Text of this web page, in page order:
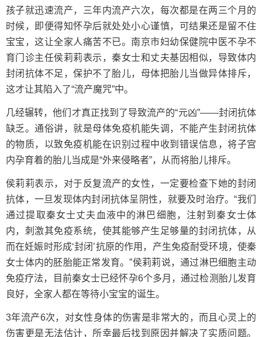
孩子就迅速流产，三年内流产六次，每次都是在两三个月的
时候，即便得知怀孕后就处处小心谨慎，可结果还是留不住
宝宝，这让全家人痛苦不已。南京市妇幼保健院中医不孕不
育门诊主任侯莉莉表示，秦女士和丈夫基因相似，导致体内
封闭抗体不足，保护不了胎儿，母体把胎儿当做异体排斥，
这才让其陷入了“流产魔咒”中。
几经辗转，他们才真正找到了导致流产的“元凶”——封闭抗体
缺乏。通俗讲，就是母体免疫机能失调，不能产生封闭抗体
的物质，以致免疫机能在识别过程中收到错误信息，将子宫
内孕育着的胎儿当成是“外来侵略者”，从而将胎儿排斥。
侯莉莉表示，对于反复流产的女性，一定要检查下她的封闭
抗体，一旦发现体内封闭抗体呈阴性，就要及时治疗。“我们
通过提取秦女士丈夫血液中的淋巴细胞，注射到秦女士体
内，刺激其免疫系统，使其能够产生足够量的封闭抗体，从
而在妊娠时形成‘封闭’抗原的作用，产生免疫耐受环境，使秦
女士体内的胚胎能正常发育。”侯莉莉说，通过淋巴细胞主动
免疫疗法，目前秦女士已经怀孕6个多月，通过检测胎儿发育
良好，全家人都在等待小宝宝的诞生。
3年流产6次，对女性身体的伤害是非常大的，而且心灵上的
伤害更是无法估计，所幸最后找到原因并解决了实质问题。